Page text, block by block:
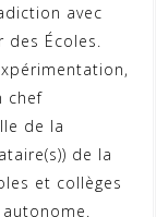
avec
Écoles.
chef
de la
de la
et collèges